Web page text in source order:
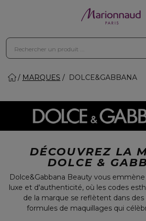
MARQUES DOLCE&GABBANA
DÉCOUVREZ LA
DOLCE &
Dolce&Gabbana Beauty vous
luxe et d'authenticité, où les codes
de la marque se reflètent dans
formules de maquillages qui